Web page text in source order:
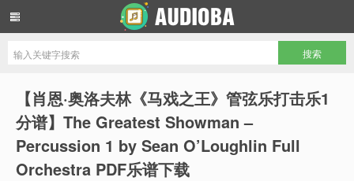
【肖恩·奥洛夫林《马戏之王》管弦乐打击乐1
分谱】The Greatest Showman –
Percussion 1 by Sean O’Loughlin Full
Orchestra PDF乐谱下载